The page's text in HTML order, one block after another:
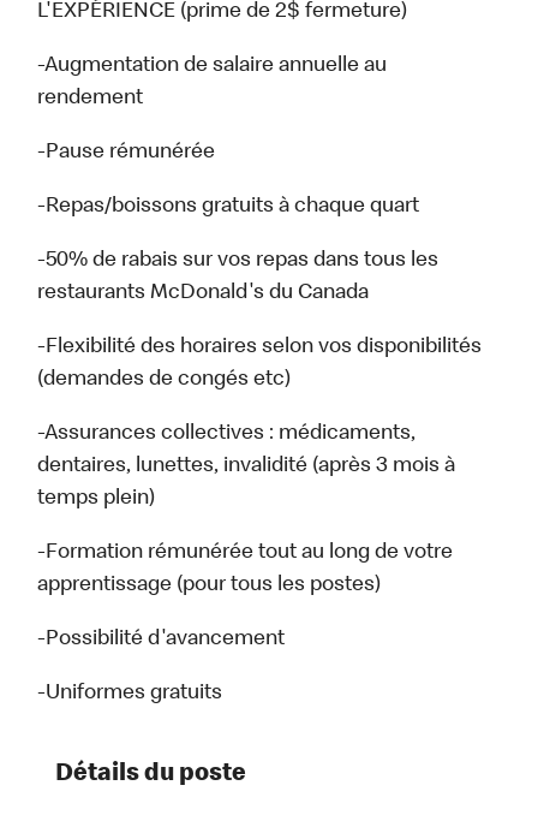
L'EXPÉRIENCE (prime de 2$ fermeture)
-Augmentation de salaire annuelle au
rendement
-Pause rémunérée
-Repas/boissons gratuits à chaque quart
-50% de rabais sur vos repas dans tous les
restaurants McDonald's du Canada
-Flexibilité des horaires selon vos disponibilités
(demandes de congés etc)
-Assurances collectives : médicaments,
dentaires, lunettes, invalidité (après 3 mois à
temps plein)
-Formation rémunérée tout au long de votre
apprentissage (pour tous les postes)
-Possibilité d'avancement
-Uniformes gratuits
Détails du poste